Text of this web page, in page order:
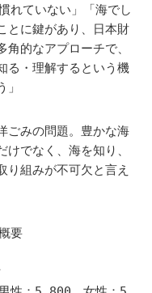
れていない」「海でし
とに鍵があり、日本財
的なアプローチで、
る・理解するという機
ごみの問題。豊かな海
でなく、海を知り、
り組みが不可欠と言え
要